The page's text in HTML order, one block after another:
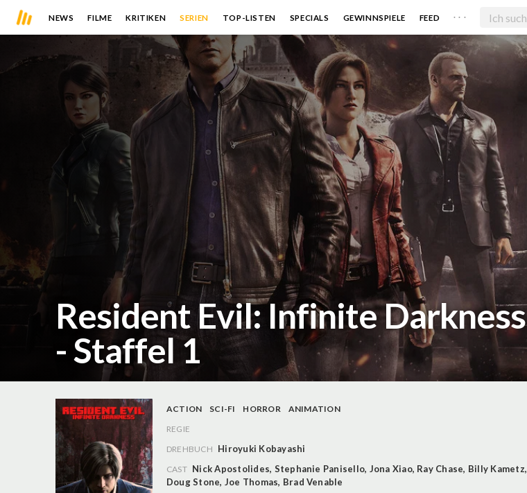
NEWS FILME KRITIKEN SERIEN TOP-LISTEN SPECIALS GEWINNSPIELE FEED . . .
Resident Evil: Infinite Darkness
- Staffel 1
ACTION SCI-FI HORROR
ANIMATION
REGIE
DREHBUCH Hiroyuki Kobayashi
CAST Nick Apostolides, Stephanie Panisello, Jona Xiao, Ray Chase, Billy Kametz,
Doug Stone, Joe Thomas, Brad Venable